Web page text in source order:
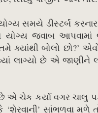
સમયે ડીસ્ટર્બ
યોગ્ય જવાબ
ક્યાંથી બોલો
લાગ્યો છે એ જાણીને
એ ચેક કર્યા વગર ચાલુ
કે ‘શેરવાની’